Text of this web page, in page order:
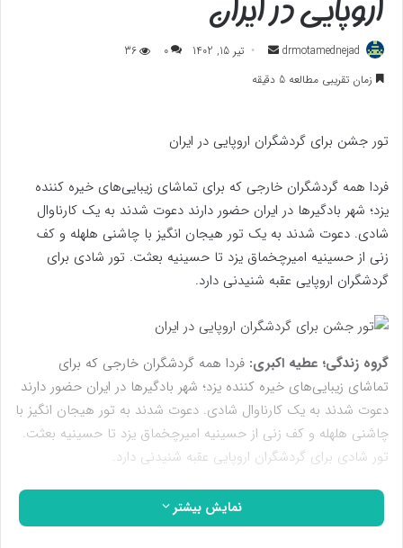
drmotamednejad
ارسال
به
تیر 15, 1402 0
36
زمان تقریبی مطالعه 5 دقیقه
تور جشن برای گردشگران اروپایی در ایران
فردا همه گردشگران خارجی که برای تماشای زیبایی‌های خیره کننده
یزد؛ شهر بادگیرها در ایران حضور دارند دعوت شدند به یک کارناوال
شادی. دعوت شدند به یک تور هیجان انگیز با چاشنی هلهله و کف
زنی از حسینیه امیرچخماق یزد تا حسینیه بعثت. تور شادی برای
گردشگران اروپایی عقبه شنیدنی دارد.
گروه زندگی؛ عطیه اکبری: فردا همه گردشگران خارجی که برای
تماشای زیبایی‌های خیره کننده یزد؛ شهر بادگیرها در ایران حضور دارند
دعوت شدند به یک کارناوال شادی. دعوت شدند به تور هیجان انگیز با
چاشنی هلهله و کف زنی از حسینیه امیرچخماق یزد تا حسینیه بعثت.
تور شادی برای گردشگران اروپایی عقبه شنیدنی دارد.
سال ۱۳۸۸ بود که استان یزد برای اولین بار گردشگری مذهبی در ایران
را راه انداخت و موسسه «یزدحسینیه ایران» با همکاری و همراهی
نمایش بیشتر